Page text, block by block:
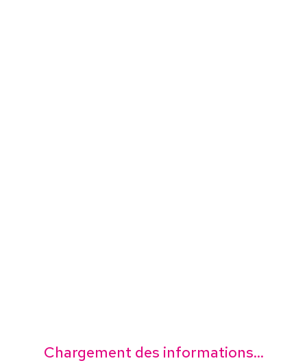
Chargement des informations...